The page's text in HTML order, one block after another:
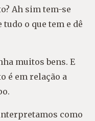
Ah sim tem-se
o que tem e dê
muitos bens. E
é em relação a
como